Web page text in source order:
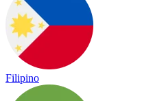
Filipino